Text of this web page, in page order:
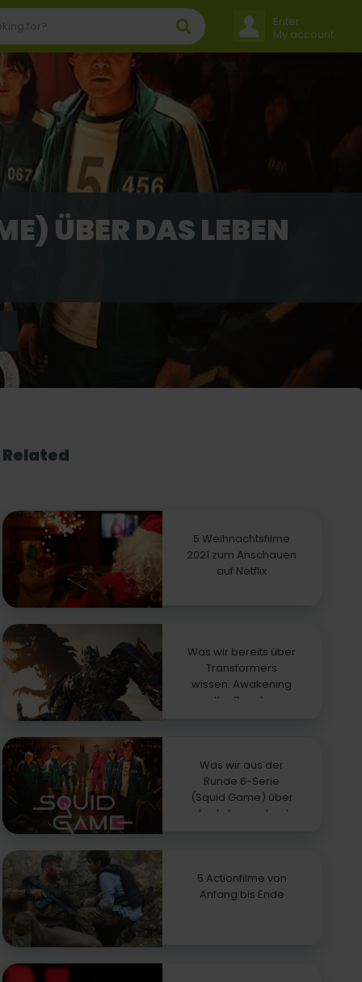
Enter
My account
ÜBER DAS LEBEN
Related
5 Weihnachtsfilme
2021 zum Anschauen
auf Netflix
Was wir bereits über
Transformers
wissen: Awakening
the Beasts
Was wir aus der
Runde 6-Serie
(Squid Game) über
das Leben gelernt
5 Actionfilme von
Anfang bis Ende